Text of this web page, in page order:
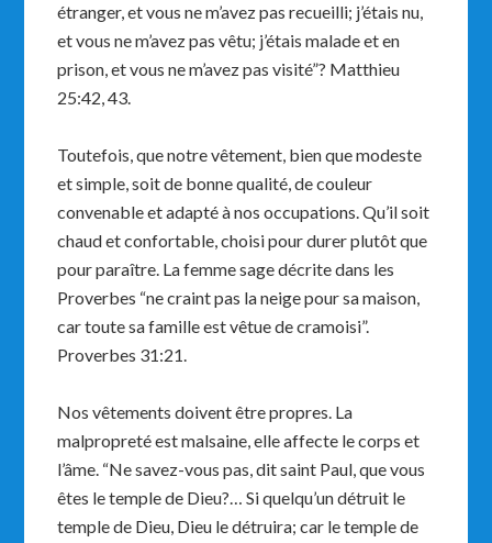
étranger, et vous ne m’avez pas recueilli; j’étais nu,
et vous ne m’avez pas vêtu; j’étais malade et en
prison, et vous ne m’avez pas visité”? Matthieu
25:42, 43.
Toutefois, que notre vêtement, bien que modeste
et simple, soit de bonne qualité, de couleur
convenable et adapté à nos occupations. Qu’il soit
chaud et confortable, choisi pour durer plutôt que
pour paraître. La femme sage décrite dans les
Proverbes “ne craint pas la neige pour sa maison,
car toute sa famille est vêtue de cramoisi”.
Proverbes 31:21.
Nos vêtements doivent être propres. La
malpropreté est malsaine, elle affecte le corps et
l’âme. “Ne savez-vous pas, dit saint Paul, que vous
êtes le temple de Dieu?… Si quelqu’un détruit le
temple de Dieu, Dieu le détruira; car le temple de